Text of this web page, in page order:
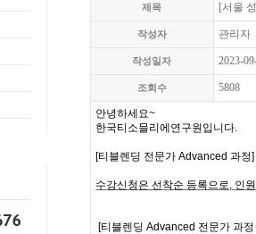
제목 [서울
작성자 관리자
작성일자 2023-
조회수 5808
안녕하세요~
한국티소믈리에연구원입니다.
[티블렌딩 전문가 Advanced 과정
수강신청은 선착순 등록으로, 인
[티블렌딩 Advanced 전문가 과정